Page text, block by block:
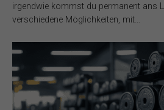
irgendwie kommst du permanent ans
verschiedene Möglichkeiten, mit…